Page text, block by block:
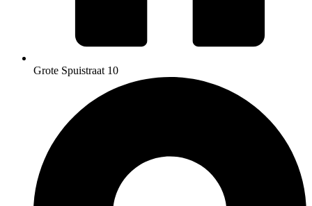
Grote Spuistraat 10